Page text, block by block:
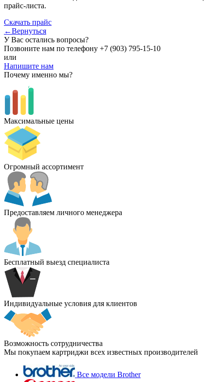
прайс-листа.
Скачать прайс
←Вернуться
У Вас остались вопросы?
Позвоните нам по телефону +7 (903) 795-15-10
или
Напишите нам
Почему именно мы?
Максимальные цены
Огромный ассортимент
Предоставляем личного менеджера
Бесплатный выезд специалиста
Индивидуальные условия для клиентов
Возможность сотрудничества
Мы покупаем картриджи всех известных производителей
Все модели Brother